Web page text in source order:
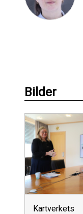
Bilder
Kartverkets